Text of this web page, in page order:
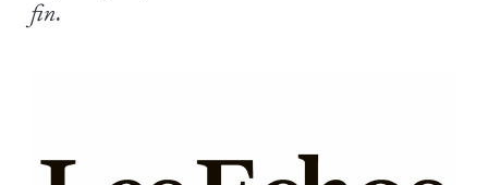
fin.